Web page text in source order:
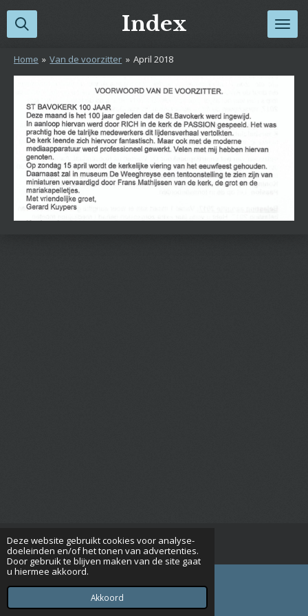
Deze website gebruikt cookies voor analyse-
doeleinden en/of het tonen van advertenties.
Door gebruik te blijven maken van de site gaat
u hiermee akkoord.
Akkoord
Ga
direct
de
hoofdinhoud
Index
Home » Van de voorzitter » April 2018
© 2015 - 2026 Seniorenverenigingrijsbergen.nl